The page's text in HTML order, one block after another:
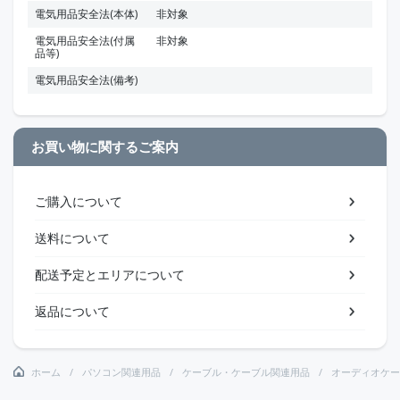
電気用品安全法(本体)
非対象
電気用品安全法(付属
品等)
非対象
電気用品安全法(備考)
お買い物に関するご案内
ご購入について
送料について
配送予定とエリアについて
返品について
ホーム パソコン関連用品 ケーブル・ケーブル関連用品 オーディオケ